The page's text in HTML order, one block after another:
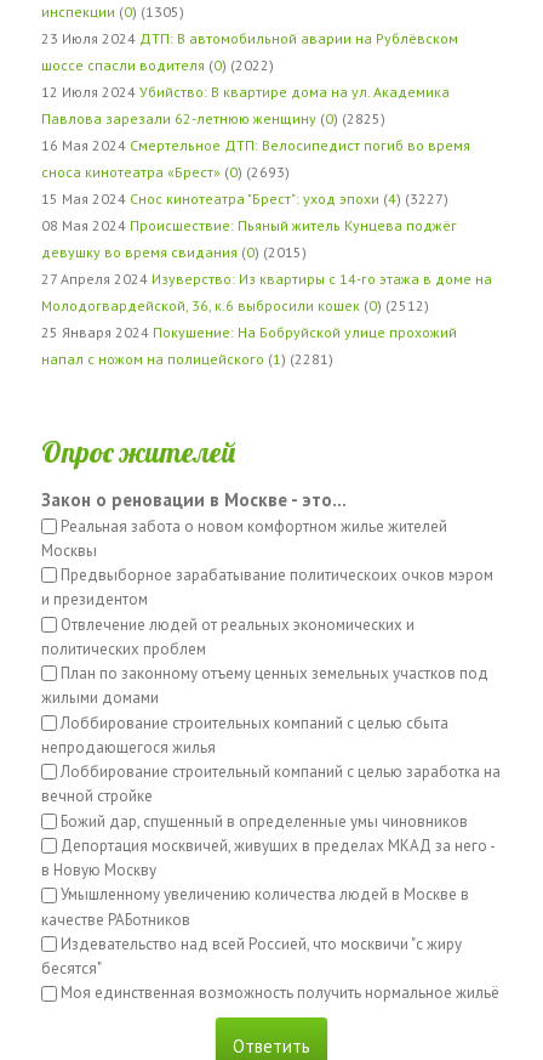
инспекции (0) (1305)
23 Июля 2024 ДТП: В автомобильной аварии на Рублёвском
шоссе спасли водителя (0) (2022)
12 Июля 2024 Убийство: В квартире дома на ул. Академика
Павлова зарезали 62-летнюю женщину (0) (2825)
16 Мая 2024 Смертельное ДТП: Велосипедист погиб во время
сноса кинотеатра «Брест» (0) (2693)
15 Мая 2024 Снос кинотеатра "Брест": уход эпохи (4) (3227)
08 Мая 2024 Происшествие: Пьяный житель Кунцева поджёг
девушку во время свидания (0) (2015)
27 Апреля 2024 Изуверство: Из квартиры с 14-го этажа в доме на
Молодогвардейской, 36, к.6 выбросили кошек (0) (2512)
25 Января 2024 Покушение: На Бобруйской улице прохожий
напал с ножом на полицейского (1 ) (2281)
Опрос жителей
Закон о реновации в Москве - это...
Реальная забота о новом комфортном жилье жителей
Москвы
Предвыборное зарабатывание политическоих очков мэром
и президентом
Отвлечение людей от реальных экономических и
политических проблем
План по законному отъему ценных земельных участков под
жилыми домами
Лоббирование строительных компаний с целью сбыта
непродающегося жилья
Лоббирование строительный компаний с целью заработка на
вечной стройке
Божий дар, спущенный в определенные умы чиновников
Депортация москвичей, живущих в пределах МКАД за него -
в Новую Москву
Умышленному увеличению количества людей в Москве в
качестве РАБотников
Издевательство над всей Россией, что москвичи "с жиру
бесятся"
Моя единственная возможность получить нормальное жильё